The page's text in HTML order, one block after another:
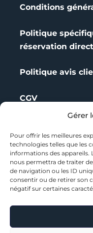
Gérer
Pour offrir les meilleures
technologies telles que les
informations des appareils.
nous permettra de traiter
de navigation ou les ID
consentir ou de retirer son
négatif sur certaines
Conditions
Politique
réservation
Politique avis
CGV
Signalement
Nous contacter
Evaluer Wevently